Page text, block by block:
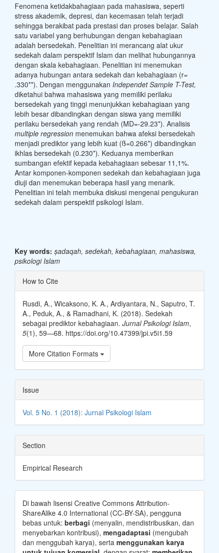
Fenomena ketidakbahagiaan pada mahasiswa, seperti
stress akademik, depresi, dan kecemasan telah terjadi
sehingga berakibat pada prestasi dan proses belajar. Salah
satu variabel yang berhubungan dengan kebahagiaan
adalah bersedekah. Penelitian ini merancang alat ukur
sedekah dalam perspektif Islam dan melihat hubungannya
dengan skala kebahagiaan. Penelitian ini menemukan
adanya hubungan antara sedekah dan kebahagiaan (r=
.330**). Dengan menggunakan Independet Sample T-Test,
diketahui bahwa mahasiswa yang memiliki perilaku
bersedekah yang tinggi menunjukkan kebahagiaan yang
lebih besar dibandingkan dengan siswa yang memiliki
perilaku bersedekah yang rendah (MD=-29.23*). Analisis
multiple regression menemukan bahwa afeksi bersedekah
menjadi prediktor yang lebih kuat (ß=0.266*) dibandingkan
ikhlas bersedekah (0.230*). Keduanya memberikan
sumbangan efektif kepada kebahagiaan sebesar 11,1%.
Antar komponen-komponen sedekah dan kebahagiaan juga
diuji dan menemukan beberapa hasil yang menarik.
Penelitian ini telah membuka diskusi mengenai pengukuran
sedekah dalam perspektif psikologi Islam.
Key words: ṣadaqah, sedekah, kebahagiaan, mahasiswa,
psikologi Islam
Article
Details
How to Cite
Rusdi, A., Wicaksono, K. A., Ardiyantara, N., Saputro, T.
A., Peduk, A., & Ramadhani, K. (2018). Sedekah
sebagai prediktor kebahagiaan. Jurnal Psikologi Islam,
5(1), 59—68. https://doi.org/10.47399/jpi.v5i1.59
More Citation Formats
Issue
Vol. 5 No. 1 (2018): Jurnal Psikologi Islam
Section
Empirical Research
Di bawah lisensi Creative Commons Attribution-
ShareAlike 4.0 International (CC-BY-SA), pengguna
bebas untuk: berbagi (menyalin, mendistribusikan, dan
menyebarkan kontribusi), mengadaptasi (mengubah
dan menggubah karya), serta menggunakan karya